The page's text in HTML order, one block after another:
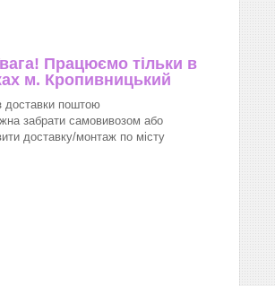
Працюємо тільки в
м. Кропивницький
доставки поштою
забрати самовивозом або
доставку/монтаж по місту